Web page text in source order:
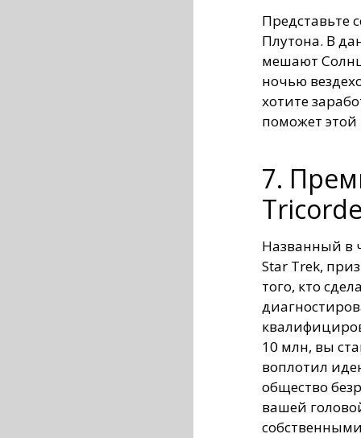
Представьте
Плутона. В
мешают
ночью
хотите
поможет этой
7.
Названный в
Star Trek,
того, кто
10 млн, вы
воплотил
общество
вашей